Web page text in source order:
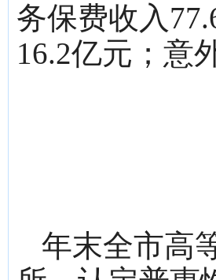
务保费收入
16.2亿元；意
年末全市高